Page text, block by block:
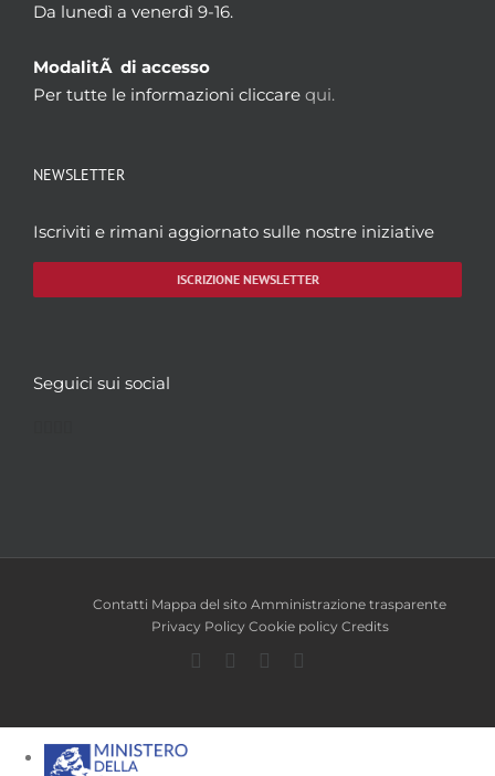
Da lunedì a venerdì 9-16.
ModalitÃ di accesso
Per tutte le informazioni cliccare qui.
NEWSLETTER
Iscriviti e rimani aggiornato sulle nostre iniziative
ISCRIZIONE NEWSLETTER
Seguici sui social
Contatti Mappa del sito Amministrazione trasparente
Privacy Policy Cookie policy Credits
Facebook
TwitterYouTube